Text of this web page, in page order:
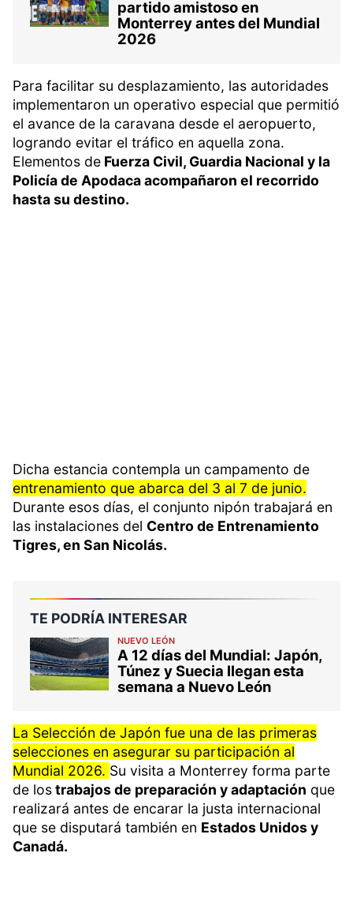
partido amistoso en
Monterrey antes del Mundial
2026
Para facilitar su desplazamiento, las autoridades
implementaron un operativo especial que permitió
el avance de la caravana desde el aeropuerto,
logrando evitar el tráfico en aquella zona.
Elementos de Fuerza Civil, Guardia Nacional y la
Policía de Apodaca acompañaron el recorrido
hasta su destino.
Dicha estancia contempla un campamento de
entrenamiento que abarca del 3 al 7 de junio.
Durante esos días, el conjunto nipón trabajará en
las instalaciones del Centro de Entrenamiento
Tigres, en San Nicolás.
TE PODRÍA INTERESAR
NUEVO LEÓN
A 12 días del Mundial: Japón,
Túnez y Suecia llegan esta
semana a Nuevo León
La Selección de Japón fue una de las primeras
selecciones en asegurar su participación al
Mundial 2026. Su visita a Monterrey forma parte
de lostrabajos de preparación y adaptación que
realizará antes de encarar la justa internacional
que se disputará también en Estados Unidos y
Canadá.